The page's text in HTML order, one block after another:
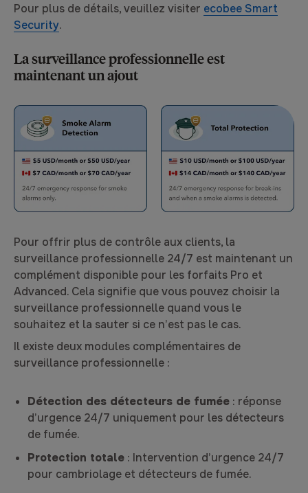
Pour plus de détails, veuillez visiter ecobee Smart
Security.
La surveillance professionnelle est
maintenant un ajout
Pour offrir plus de contrôle aux clients, la
surveillance professionnelle 24/7 est maintenant un
complément disponible pour les forfaits Pro et
Advanced. Cela signifie que vous pouvez choisir la
surveillance professionnelle quand vous le
souhaitez et la sauter si ce n’est pas le cas.
Il existe deux modules complémentaires de
surveillance professionnelle :
Détection des détecteurs de fumée : réponse
d’urgence 24/7 uniquement pour les détecteurs
de fumée.
Protection totale : Intervention d’urgence 24/7
pour cambriolage et détecteurs de fumée.